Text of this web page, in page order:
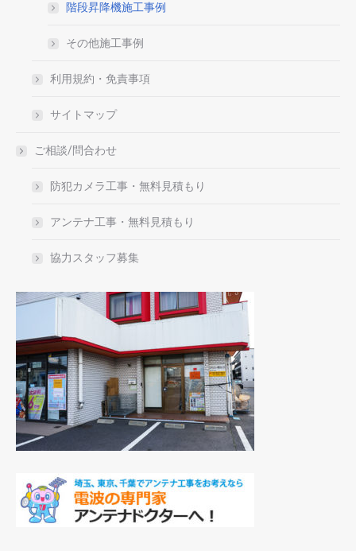
階段昇降機施工事例
その他施工事例
利用規約・免責事項
サイトマップ
ご相談/問合わせ
防犯カメラ工事・無料見積もり
アンテナ工事・無料見積もり
協力スタッフ募集